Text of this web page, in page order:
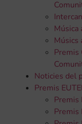
Música
Músics
Premis
Noticies del
Premis
Premis
Premis